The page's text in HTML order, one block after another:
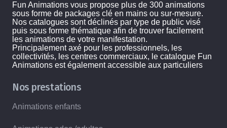
Fun Animations vous propose plus de 300 animations
sous forme de packages clé en mains ou sur-mesure.
Nos catalogues sont déclinés par type de public visé
puis sous forme thématique afin de trouver facilement
les animations de votre manifestation.
Principalement axé pour les professionnels, les
collectivités, les centres commerciaux, le catalogue Fun
Animations est également accessible aux particuliers
Nos prestations
Animations enfants